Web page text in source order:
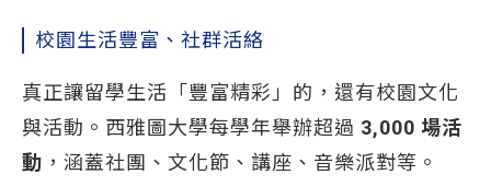
校園生活豐富、社群活絡
真正讓留學生活「豐富精彩」的，還有校園文化
與活動。西雅圖大學每學年舉辦超過 3,000 場活
動 ，涵蓋社團、文化節、講座、音樂派對等。